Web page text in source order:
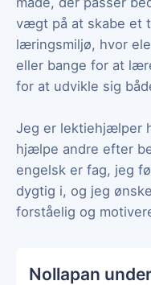
vægt på at skabe et
læringsmiljø, hvor
eller bange for at
for at udvikle sig
Jeg er lektiehjælper
hjælpe andre efter
engelsk er fag, jeg
dygtig i, og jeg
forståelig og
Nollapan